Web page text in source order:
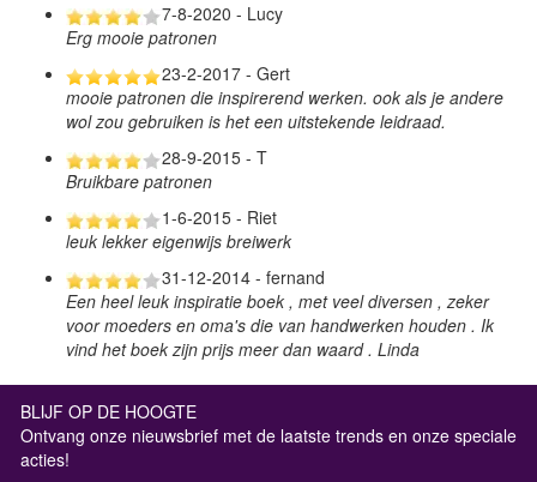
7-8-2020 - Lucy
Erg mooie patronen
23-2-2017 - Gert
mooie patronen die inspirerend werken. ook als je andere
wol zou gebruiken is het een uitstekende leidraad.
28-9-2015 - T
Bruikbare patronen
1-6-2015 - Riet
leuk lekker eigenwijs breiwerk
31-12-2014 - fernand
Een heel leuk inspiratie boek , met veel diversen , zeker
voor moeders en oma's die van handwerken houden . Ik
vind het boek zijn prijs meer dan waard . Linda
BLIJF OP DE HOOGTE
Ontvang onze nieuwsbrief met de laatste trends en onze speciale
acties!